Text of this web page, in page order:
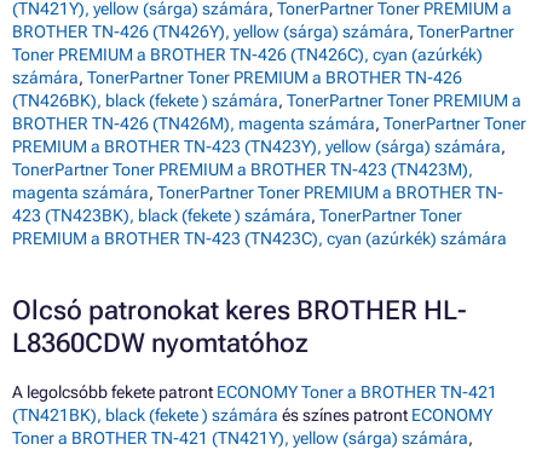
(TN421Y), yellow (sárga) számára, TonerPartner Toner PREMIUM a
BROTHER TN-426 (TN426Y), yellow (sárga) számára, TonerPartner
Toner PREMIUM a BROTHER TN-426 (TN426C), cyan (azúrkék)
számára, TonerPartner Toner PREMIUM a BROTHER TN-426
(TN426BK), black (fekete ) számára, TonerPartner Toner PREMIUM a
BROTHER TN-426 (TN426M), magenta számára, TonerPartner Toner
PREMIUM a BROTHER TN-423 (TN423Y), yellow (sárga) számára,
TonerPartner Toner PREMIUM a BROTHER TN-423 (TN423M),
magenta számára, TonerPartner Toner PREMIUM a BROTHER TN-
423 (TN423BK), black (fekete ) számára, TonerPartner Toner
PREMIUM a BROTHER TN-423 (TN423C), cyan (azúrkék) számára
Olcsó patronokat keres BROTHER HL-
L8360CDW nyomtatóhoz
A legolcsóbb fekete patrontECONOMY Toner a BROTHER TN-421
(TN421BK), black (fekete ) számára és színes patrontECONOMY
Toner a BROTHER TN-421 (TN421Y), yellow (sárga) számára,